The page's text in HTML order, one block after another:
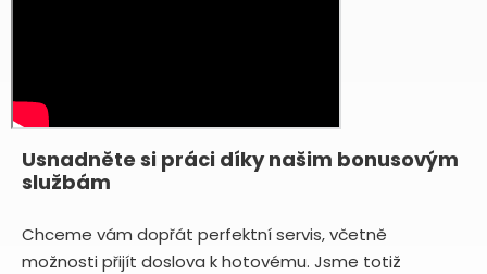
Usnadněte si práci díky našim bonusovým
službám
Chceme vám dopřát perfektní servis, včetně
možnosti přijít doslova k hotovému. Jsme totiž